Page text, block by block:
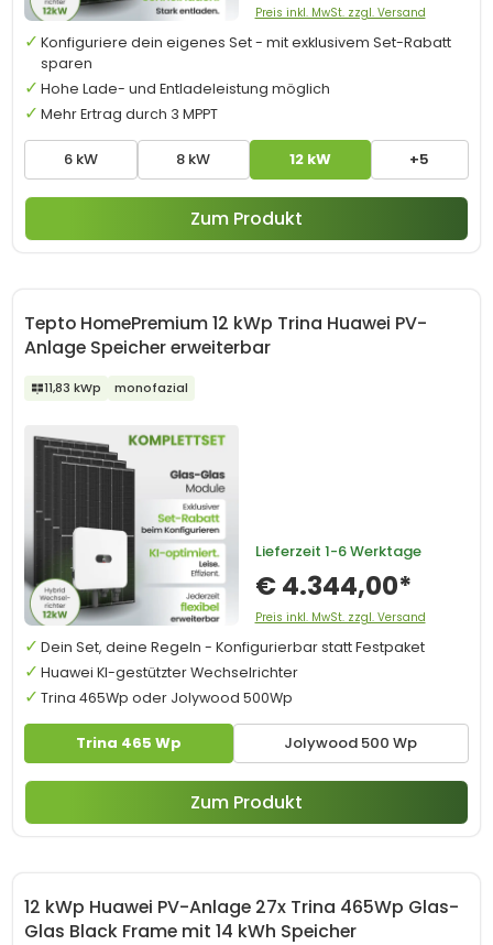
6 kW 8 kW 12 kW +5
Preis inkl. MwSt. zzgl. Versand
Konfiguriere dein eigenes Set - mit exklusivem Set-Rabatt
sparen
Hohe Lade- und Entladeleistung möglich
Mehr Ertrag durch 3 MPPT
Zum Produkt
Tepto HomePremium 12 kWp Trina Huawei PV-
Anlage Speicher erweiterbar
11,83 kWp monofazial
Trina 465 Wp Jolywood 500 Wp
Lieferzeit 1-6 Werktage
€ 4.344,00*
Preis inkl. MwSt. zzgl. Versand
Dein Set, deine Regeln - Konfigurierbar statt Festpaket
Huawei KI-gestützter Wechselrichter
Trina 465Wp oder Jolywood 500Wp
Zum Produkt
12 kWp Huawei PV-Anlage 27x Trina 465Wp Glas-
Glas Black Frame mit 14 kWh Speicher